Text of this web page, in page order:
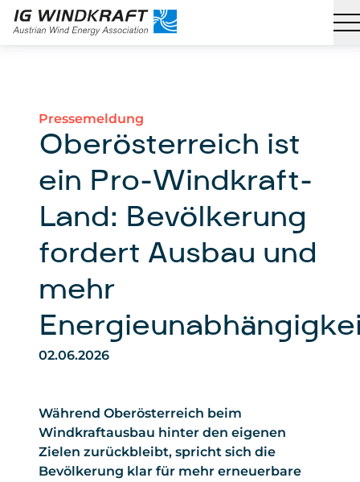
Pressemeldung
Oberösterreich ist
ein Pro-Windkraft-
Land: Bevölkerung
fordert Ausbau und
mehr
02.06.2026
Während Oberösterreich beim
Windkraftausbau hinter den eigenen
Zielen zurückbleibt, spricht sich die
Bevölkerung klar für mehr erneuerbare